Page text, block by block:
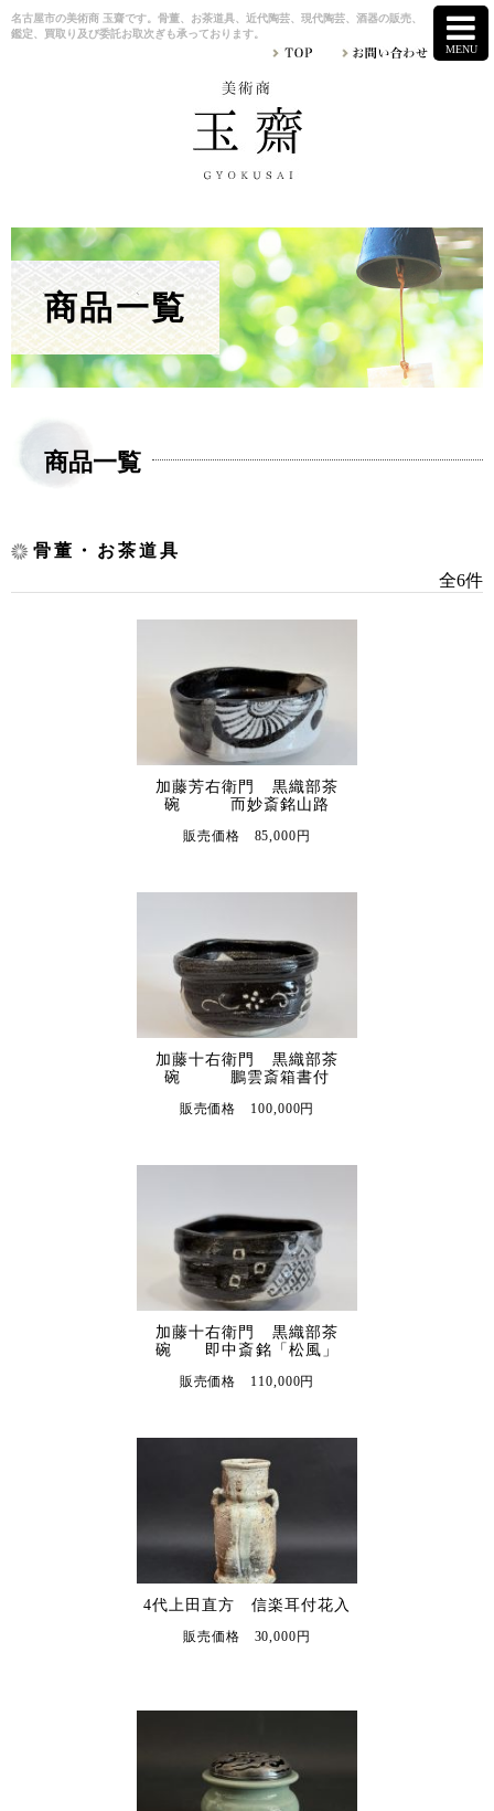
名古屋市の美術商 玉齋です。骨董、お茶道具、近代陶芸、現代陶芸、酒器の販売、
鑑定、買取り及び委託お取次ぎも承っております。
商品一覧
商品一覧
骨董・お茶道具
全6件
加藤芳右衛門 黒織部茶
碗 而妙斎銘山路
販売価格 85,000円
加藤十右衛門 黒織部茶
碗 鵬雲斎箱書付
販売価格 100,000円
加藤十右衛門 黒織部茶
碗 即中斎銘「松風」
販売価格 110,000円
4代上田直方 信楽耳付花入
販売価格 30,000円